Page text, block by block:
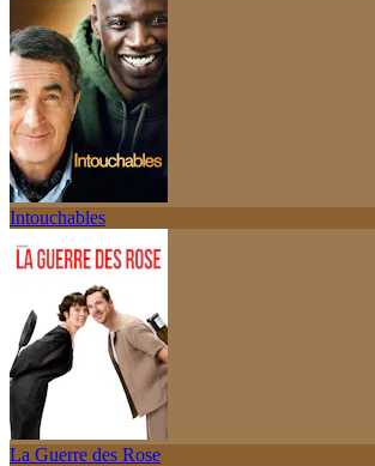
Intouchables
La Guerre des Rose